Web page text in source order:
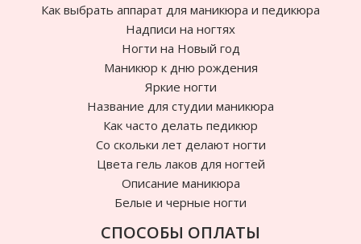
Как выбрать аппарат для маникюра и педикюра
Надписи на ногтях
Ногти на Новый год
Маникюр к дню рождения
Яркие ногти
Название для студии маникюра
Как часто делать педикюр
Cо скольки лет делают ногти
Цвета гель лаков для ногтей
Описание маникюра
Белые и черные ногти
СПОСОБЫ ОПЛАТЫ